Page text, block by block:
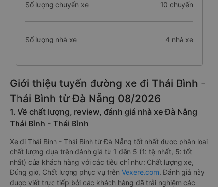
Số lượng chuyến xe 10 chuyến
Số lượng nhà xe 4 nhà xe
Giới thiệu tuyến đường xe đi Thái Bình -
Thái Bình từ Đà Nẵng 08/2026
1. Về chất lượng, review, đánh giá nhà xe Đà Nẵng
Thái Bình - Thái Bình
Xe đi Thái Bình - Thái Bình từ Đà Nẵng tốt nhất được phân loại
chất lượng dựa trên đánh giá từ 1 đến 5 (1: tệ nhất, 5: tốt
nhất) của khách hàng với các tiêu chí như: Chất lượng xe,
Đúng giờ, Chất lượng phục vụ trên Vexere.com. Đánh giá này
được viết trực tiếp bởi các khách hàng đã trải nghiệm các